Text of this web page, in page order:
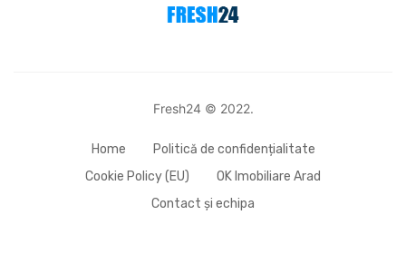
Fresh24 © 2022.
Home
Politică de confidențialitate
Cookie Policy (EU)
OK Imobiliare Arad
Contact și echipa